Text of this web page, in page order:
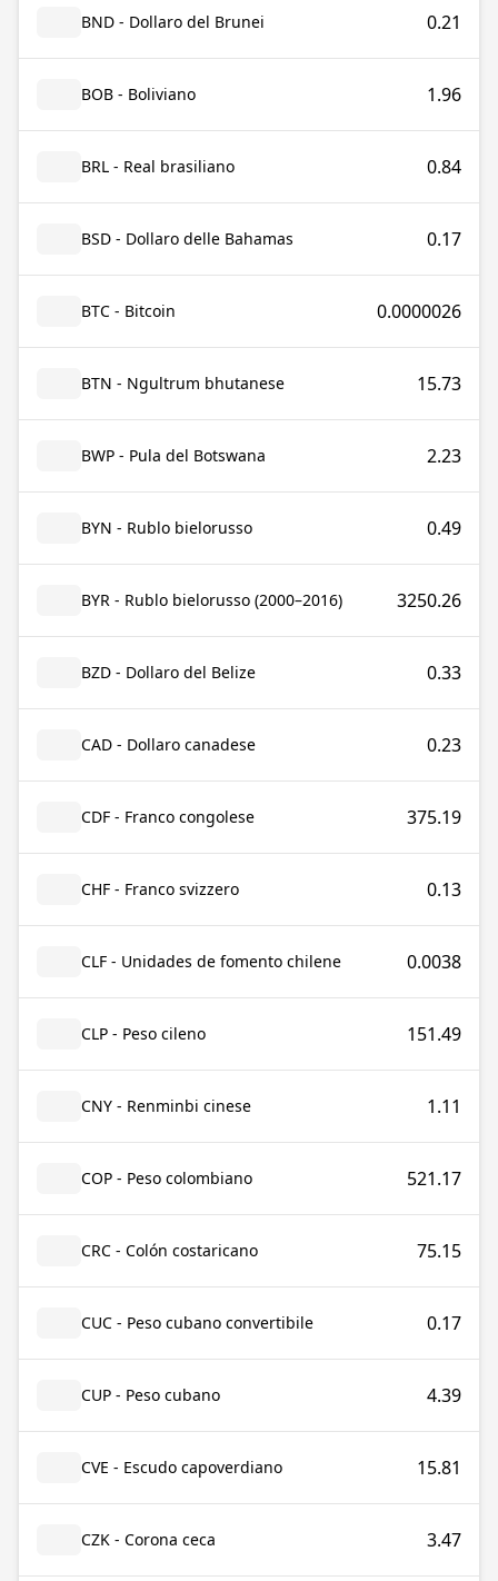
BND - Dollaro del Brunei 0.21
BOB - Boliviano 1.96
BRL - Real brasiliano 0.84
BSD - Dollaro delle Bahamas 0.17
BTC - Bitcoin 0.0000026
BTN - Ngultrum bhutanese 15.73
BWP - Pula del Botswana 2.23
BYN - Rublo bielorusso 0.49
BYR - Rublo bielorusso (2000–2016) 3250.26
BZD - Dollaro del Belize 0.33
CAD - Dollaro canadese 0.23
CDF - Franco congolese 375.19
CHF - Franco svizzero 0.13
CLF - Unidades de fomento chilene 0.0038
CLP - Peso cileno 151.49
CNY - Renminbi cinese 1.11
COP - Peso colombiano 521.17
CRC - Colón costaricano 75.15
CUC - Peso cubano convertibile 0.17
CUP - Peso cubano 4.39
CVE - Escudo capoverdiano 15.81
CZK - Corona ceca 3.47